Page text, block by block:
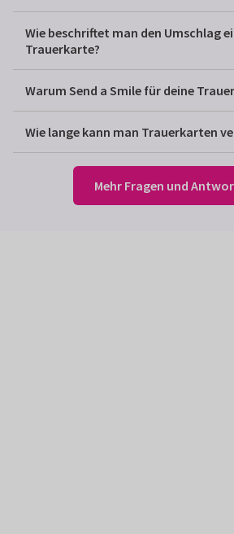
Wie beschriftet man den Umschlag
Trauerkarte?
Warum Send a Smile für deine
Wie lange kann man Trauerkarten
Mehr Fragen und